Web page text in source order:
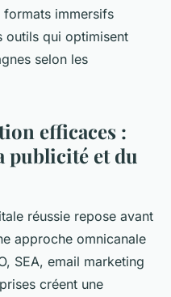
formats immersifs
outils qui optimisent
selon les
efficaces :
publicité et du
réussie repose avant
approche omnicanale
SEA, email marketing
créent une